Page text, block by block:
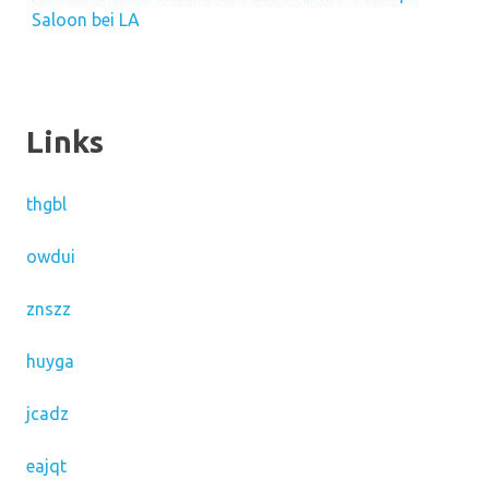
Saloon bei LA
Links
thgbl
owdui
znszz
huyga
jcadz
eajqt